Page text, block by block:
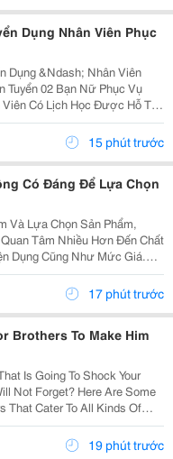
Dụng Nhân Viên Phục
Dụng &Ndash; Nhân Viên
Có Lịch Học Được Hỗ Trợ
Tình, Vui Vẻ, Hòa...15 phút trước
Có Đáng Để Lựa Chọn
Và Lựa Chọn Sản Phẩm,
Tâm Nhiều Hơn Đến Chất
Dụng Cũng Như Mức Giá.
Cáo Hoặc Thông Tin Từ
Có Xu Hướng Tìm Hiểu Thêm
17 phút trước
Brothers To Make Him
Is Going To Shock Your
Not Forget? Here Are Some
That Cater To All Kinds Of
You Can Find Everything
And Fun...19 phút trước